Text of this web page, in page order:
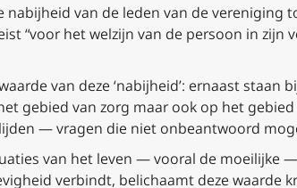
nabijheid van de leden van de vereniging
“voor het welzijn van de persoon in
van deze ‘nabijheid’: ernaast
gebied van zorg maar ook op het
— vragen die niet onbeantwoord
van het leven — vooral de moeilijke
verbindt, belichaamt deze